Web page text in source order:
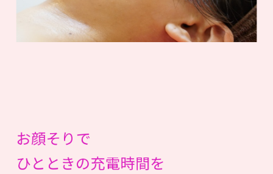
お顔そりで
ひとときの充電時間を